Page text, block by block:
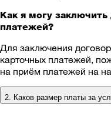
Как я могу
платежей?
Для заключения
карточных платежей,
на приём платежей на
2. Каков размер платы за